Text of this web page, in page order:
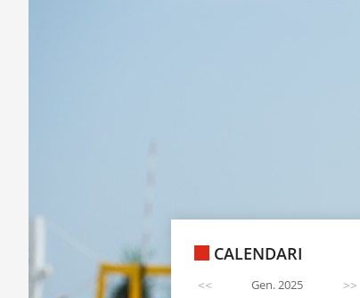
CALENDARI
<< Gen. 2025 >>